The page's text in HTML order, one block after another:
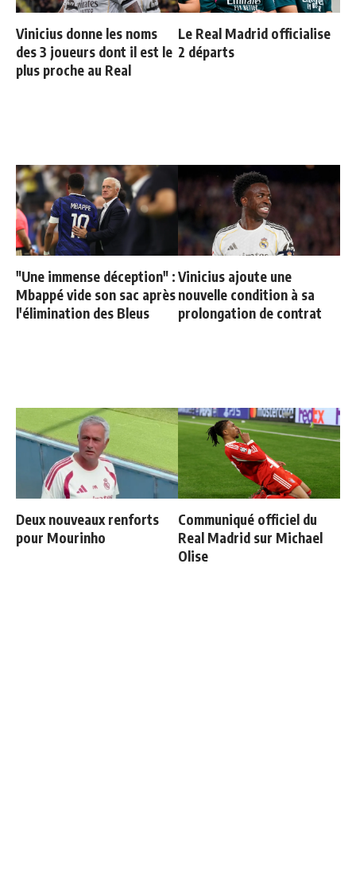
Vinicius donne les noms
des 3 joueurs dont il est le
plus proche au Real
Le Real Madrid officialise
2 départs
"Une immense déception" :
Mbappé vide son sac après
l'élimination des Bleus
Vinicius ajoute une
nouvelle condition à sa
prolongation de contrat
Deux nouveaux renforts
pour Mourinho
Communiqué officiel du
Real Madrid sur Michael
Olise